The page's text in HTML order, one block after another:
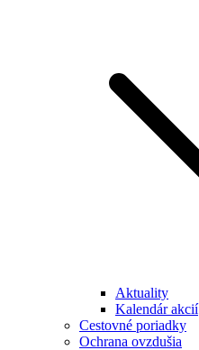
Aktuality
Kalendár akcií
Cestovné poriadky
Ochrana ovzdušia